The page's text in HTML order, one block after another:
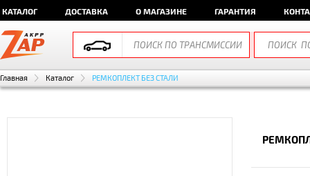
КАТАЛОГ ДОСТАВКА О МАГАЗИНЕ ГАРАНТИЯ
Главная Каталог РЕМКОПЛЕКТ БЕЗ СТАЛИ